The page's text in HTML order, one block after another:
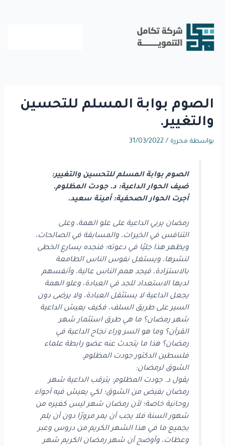
المحتوى
الصوم بوابة المسلم للتحسين
والتغيير.
بواسطة محررة /
31/03/2022
الصوم بوابة المسلم للتحسين والتغيير:
ضيف الحوار الداعية: د. جودت المظلوم.
أجرت الحوار الصحفية: أمينة سعيد.
رمضان يربي الداعية على علو الهمة، وعلى
التنافس في الخيرات، والمسابقة في الصالحات،
ويظهر هذا جليًا في دعوته؛ فنجده يسارع الخطى
لنشرها، ويستغل نفوس الناس الطامعة
بالاستزادة، فيجد همم الناس عالية، وأنفسهم
لديها الاستعداد للجد في العبادة، وعلو الهمة
يجعل الداعية لا يستثقل العبادة، ولا يرضى دون
السير على طريق السلف، فكيف يعيش الداعية
شهر رمضان؟ ما هي طرق استثمار شهر
القرآن؟ وما هو السر وراء نجاح الداعية في
رمضان؟ هذا ما يتحدث عنه عضو رابطة علماء
فلسطين الدكتور جودت المظلوم.
الشوق لرمضان:
يقول د. جودت المظلوم: يترقب الداعية شهر
رمضان بفيض من الشوق؛ لكي يعيش فيه أجواء
روحانية خاصة؛ لأن رمضان شهر ليس كغيره من
شهور السنة فلا يجب أن يمر مرورًا دون أن يلم
بجميع ما في هذا الشهر الكريم من دروس وعبر
وعظات، وأوضح أن شهر رمضان الكريم شهر